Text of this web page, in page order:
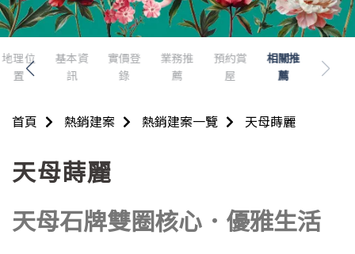
地理位
置
基本資
訊
實價登
錄
業務推
薦
預約賞
屋
相關推
薦
首頁 熱銷建案 熱銷建案一覽 天母蒔麗
天母蒔麗
天母石牌雙圈核心．優雅生活